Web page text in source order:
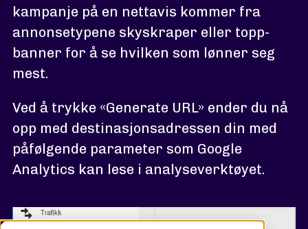
kampanje på en nettavis kommer fra
annonsetypene skyskraper eller topp-
banner for å se hvilken som lønner seg
mest.
Ved å trykke «Generate URL» ender du nå
opp med destinasjonsadressen din med
påfølgende parameter som Google
Analytics kan lese i analyseverktøyet.